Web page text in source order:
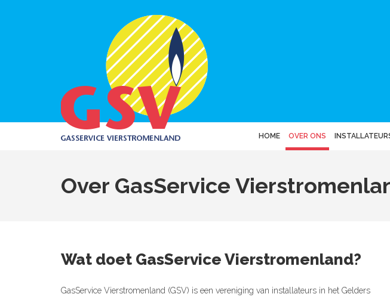
HOME OVER ONS
Over GasService
Wat doet GasService Vierstromenland?
GasService Vierstromenland (GSV) is een vereniging van installateurs in het Gelders